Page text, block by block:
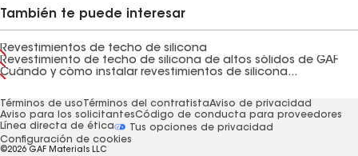
También te puede interesar
Revestimientos de techo de silicona
Revestimiento de techo de silicona de altos sólidos de GAF
Cuándo y cómo instalar revestimientos de silicona...
Términos de uso Términos del contratistaAviso de privacidad
Aviso para los solicitantesCódigo de conducta para proveedores
Línea directa de ética
Tus opciones de privacidad
Configuración de cookies
©2026 GAF Materials LLC